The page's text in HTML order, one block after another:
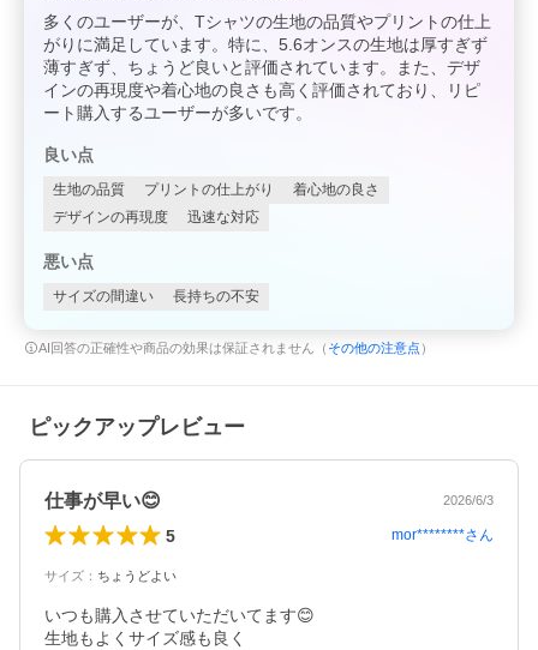
多くのユーザーが、Tシャツの生地の品質やプリントの仕上
がりに満足しています。特に、5.6オンスの生地は厚すぎず
薄すぎず、ちょうど良いと評価されています。また、デザ
インの再現度や着心地の良さも高く評価されており、リピ
ート購入するユーザーが多いです。
良い点
生地の品質 プリントの仕上がり
着心地の良さ
デザインの再現度
迅速な対応
悪い点
サイズの間違い 長持ちの不安
AI回答の正確性や商品の効果は保証されません（ その他の注意点 ）
ピックアップレビュー
仕事が早い😊 2026/6/3
5 mor********さん
サイズ ： ちょうどよい
いつも購入させていただいてます😊
生地もよくサイズ感も良く